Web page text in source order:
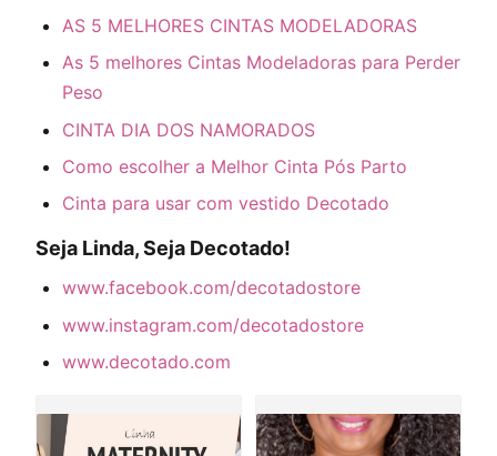
AS 5 MELHORES CINTAS MODELADORAS
As 5 melhores Cintas Modeladoras para Perder
Peso
CINTA DIA DOS NAMORADOS
Como escolher a Melhor Cinta Pós Parto
Cinta para usar com vestido Decotado
Seja Linda, Seja Decotado!
www.facebook.com/decotadostore
www.instagram.com/decotadostore
www.decotado.com